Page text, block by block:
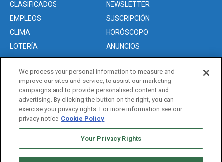
CLASIFICADOS
NEWSLETTER
EMPLEOS
SUSCRIPCIÓN
CLIMA
HORÓSCOPO
LOTERÍA
ANUNCIOS
Acerca de nosotros
Advertise with Us/Anuncios
Politica de Privacidad
Editorial Guidelines
We process your personal information to measure and
improve our sites and service, to assist our marketing
campaigns and to provide personalised content and
advertising. By clicking the button on the right, you can
exercise your privacy rights. For more information see our
privacy notice Cookie Policy
Your Privacy Rights